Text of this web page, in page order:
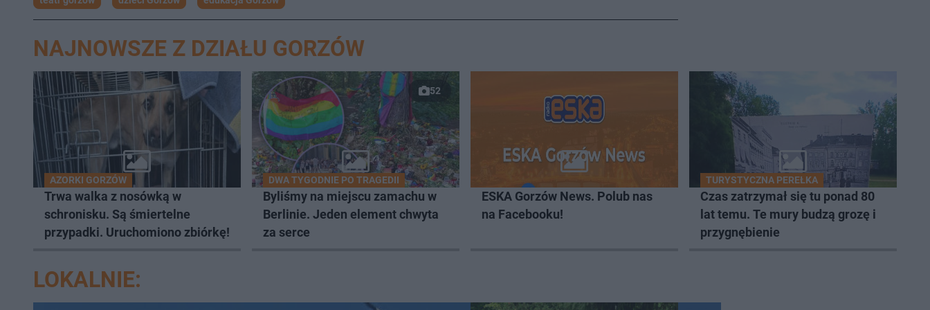
NAJNOWSZE Z DZIAŁU GORZÓW
AZORKI GORZÓW
Trwa walka z nosówką w
schronisku. Są śmiertelne
przypadki. Uruchomiono zbiórkę!
52
DWA TYGODNIE PO TRAGEDII
Byliśmy na miejscu zamachu w
Berlinie. Jeden element chwyta
za serce
ESKA Gorzów News. Polub nas
na Facebooku!
TURYSTYCZNA PEREŁKA
Czas zatrzymał się tu ponad 80
lat temu. Te mury budzą grozę i
przygnębienie
LOKALNIE: